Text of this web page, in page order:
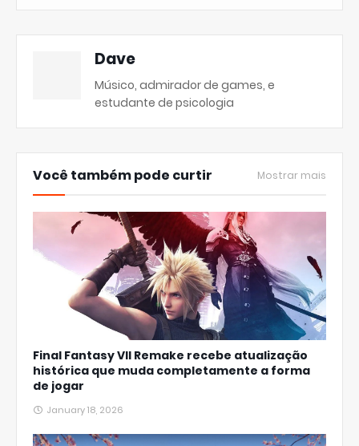
Dave
Músico, admirador de games, e
estudante de psicologia
Você também pode curtir Mostrar mais
Final Fantasy VII Remake recebe atualização
histórica que muda completamente a forma
de jogar
January 18, 2026